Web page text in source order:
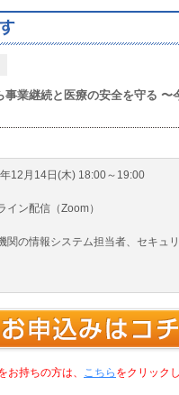
事業継続と医療の安全を守る 〜
12月14日(木) 18:00～19:00
イン配信（Zoom）
関の情報システム担当者、セキュ
持ちの方は、 こちら をクリック